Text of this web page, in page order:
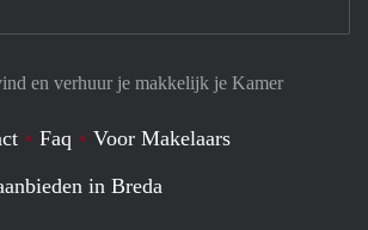
en verhuur je makkelijk je Kamer
Faq
Voor Makelaars
in Breda